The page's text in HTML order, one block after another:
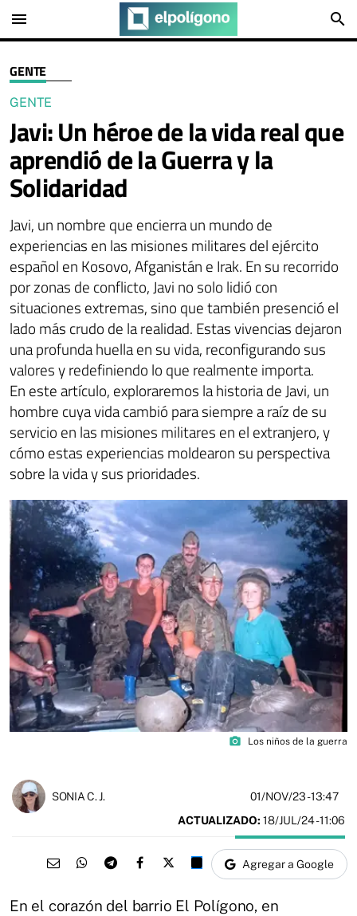
menu search
GENTE
GENTE
Javi: Un héroe de la vida real que
aprendió de la Guerra y la
Solidaridad
Javi, un nombre que encierra un mundo de
experiencias en las misiones militares del ejército
español en Kosovo, Afganistán e Irak. En su recorrido
por zonas de conflicto, Javi no solo lidió con
situaciones extremas, sino que también presenció el
lado más crudo de la realidad. Estas vivencias dejaron
una profunda huella en su vida, reconfigurando sus
valores y redefiniendo lo que realmente importa.
En este artículo, exploraremos la historia de Javi, un
hombre cuya vida cambió para siempre a raíz de su
servicio en las misiones militares en el extranjero, y
cómo estas experiencias moldearon su perspectiva
sobre la vida y sus prioridades.
photo_camera Los niños de la guerra
SONIA C. J. 01/NOV/23- 13:47
ACTUALIZADO: 18/JUL/24 - 11:06
Agregar a Google
En el corazón del barrio El Polígono, en